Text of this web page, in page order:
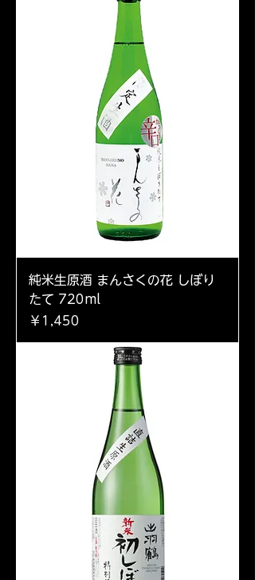
純米生原酒 まんさくの花 しぼり
たて 720ml
価格
￥1,450